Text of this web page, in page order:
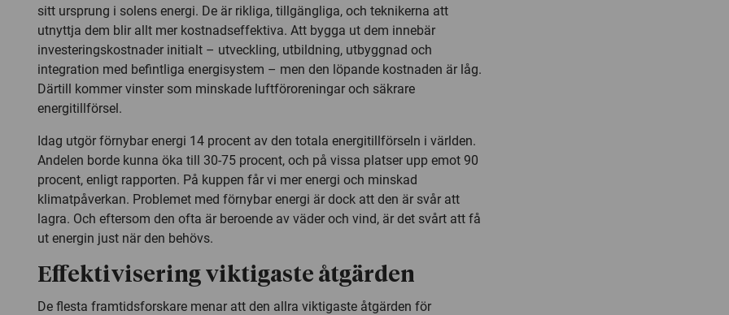
sitt ursprung i solens energi. De är rikliga, tillgängliga, och teknikerna att
utnyttja dem blir allt mer kostnadseffektiva. Att bygga ut dem innebär
investeringskostnader initialt – utveckling, utbildning, utbyggnad och
integration med befintliga energisystem – men den löpande kostnaden är låg.
Därtill kommer vinster som minskade luftföroreningar och säkrare
energitillförsel.
Idag utgör förnybar energi 14 procent av den totala energitillförseln i världen.
Andelen borde kunna öka till 30-75 procent, och på vissa platser upp emot 90
procent, enligt rapporten. På kuppen får vi mer energi och minskad
klimatpåverkan. Problemet med förnybar energi är dock att den är svår att
lagra. Och eftersom den ofta är beroende av väder och vind, är det svårt att få
ut energin just när den behövs.
Effektivisering viktigaste åtgärden
De flesta framtidsforskare menar att den allra viktigaste åtgärden för